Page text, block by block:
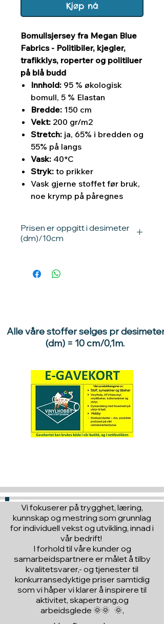
Kjøp nå
Bomullsjersey fra Megan Blue
Fabrics - Politibiler, kjegler,
trafikklys, roperter og politiluer
på blå budd
Innhold: 95 % økologisk
bomull, 5 % Elastan
Bredde: 150 cm
Vekt: 200 gr/m2
Stretch: ja, 65% i bredden og
55% på langs
Vask: 40*C
Stryk: to prikker
Vask gjerne stoffet før bruk,
noe krymp på påregnes
Prisen er oppgitt i desimeter
(dm)/10cm
17 enheter, 17stk x 1 dm = 1,7dm
/1meter
10dm = 100cm / 1 meter.
Ønsker du f.eks 1 meter stoff, velg
Ønsker du f.eks. 1,5 meter stoff,
velger du 15 enheter - 15stk x 1 dm
= 15dm /1,5 meter
Alle våre stoffer selges pr desimeter
(dm) = 10 cm/0,1m.
Vi fokuserer på trygghet, læring,
kunnskap og mestring som grunnlag
for individuell vekst og utvikling, innad i
vår bedrift!
I forhold til våre kunder og
samarbeidspartnere er målet å tilby
kvalitetsvarer,- og tjenester til
konkurransedyktige priser samtidig
som vi håper vi klarer å inspirere til
aktivitet, skapertrang,og
arbeidsglede 🌞🌞 🌞,